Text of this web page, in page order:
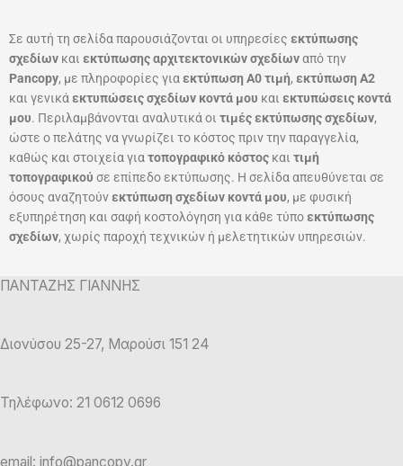
Σε αυτή τη σελίδα παρουσιάζονται οι υπηρεσίες εκτύπωσης
σχεδίων και εκτύπωσης αρχιτεκτονικών σχεδίωναπό την
Pancopy, με πληροφορίες για εκτύπωση Α0 τιμή, εκτύπωση Α2
και γενικά εκτυπώσεις σχεδίων κοντά μου και εκτυπώσεις κοντά
μου. Περιλαμβάνονται αναλυτικά οι τιμές εκτύπωσης σχεδίων,
ώστε ο πελάτης να γνωρίζει το κόστος πριν την παραγγελία,
καθώς και στοιχεία για τοπογραφικό κόστος και τιμή
τοπογραφικού σε επίπεδο εκτύπωσης. Η σελίδα απευθύνεται σε
όσους αναζητούνεκτύπωση σχεδίων κοντά μου, με φυσική
εξυπηρέτηση και σαφή κοστολόγηση για κάθε τύποεκτύπωσης
σχεδίων, χωρίς παροχή τεχνικών ή μελετητικών υπηρεσιών.
ΠΑΝΤΑΖΗΣ ΓΙΑΝΝΗΣ
Διονύσου 25-27, Μαρούσι 151 24
Τηλέφωνο: 21 0612 0696
email: info@pancopy.gr